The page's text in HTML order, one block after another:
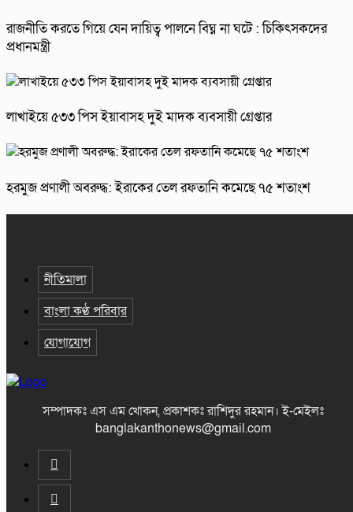
রাজনীতি করতে গিয়ে যেন দায়িত্ব পালনে বিঘ্ন না ঘটে : চিকিৎসকদের
প্রধানমন্ত্রী
লাখাইয়ে ৫৩৩ পিস ইয়াবাসহ দুই মাদক ব্যবসায়ী গ্রেপ্তার
হরমুজ প্রণালী অবরুদ্ধ: ইরাকের তেল রফতানি কমেছে ৭৫ শতাংশ
নীতিমালা
বাংলা কণ্ঠ পরিবার
যোগাযোগ
সম্পাদকঃ এস এম খোকন, প্রকাশকঃ রাশিদুর রহমান।ই-মেইলঃ
banglakanthonews@gmail.com